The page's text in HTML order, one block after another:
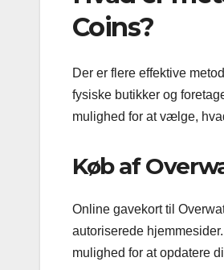
Coins?
Der er flere effektive
fysiske butikker og
mulighed for at vælge,
Køb af
Online gavekort til
autoriserede
mulighed for at opdatere